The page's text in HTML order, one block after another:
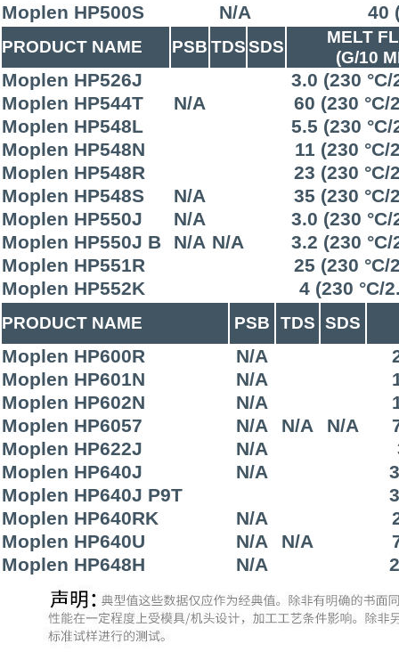
Moplen HP500S
N/A 40
PRODUCT NAME PSB TDSSDS
MELT
(G/10
Moplen HP526J
3.0 (230
Moplen HP544T
N/A
60 (230 °C/
Moplen HP548L
5.5 (230
Moplen HP548N
11 (230 °C/
Moplen HP548R
23 (230 °C/
Moplen HP548S
N/A
35 (230 °C/
Moplen HP550J
N/A
3.0 (230
Moplen HP550J B
N/A N/A
3.2 (230
Moplen HP551R
25 (230 °C/
Moplen HP552K
4 (230 °C/
PRODUCT NAME PSB TDS SDS
Moplen HP600R N/A
Moplen HP601N
N/A
Moplen HP602N
N/A
Moplen HP6057
N/A N/A N/A
Moplen HP622J
N/A
Moplen HP640J
N/A
Moplen HP640J P9T
Moplen HP640RK
N/A
Moplen HP640U
N/A N/A
Moplen HP648H
N/A